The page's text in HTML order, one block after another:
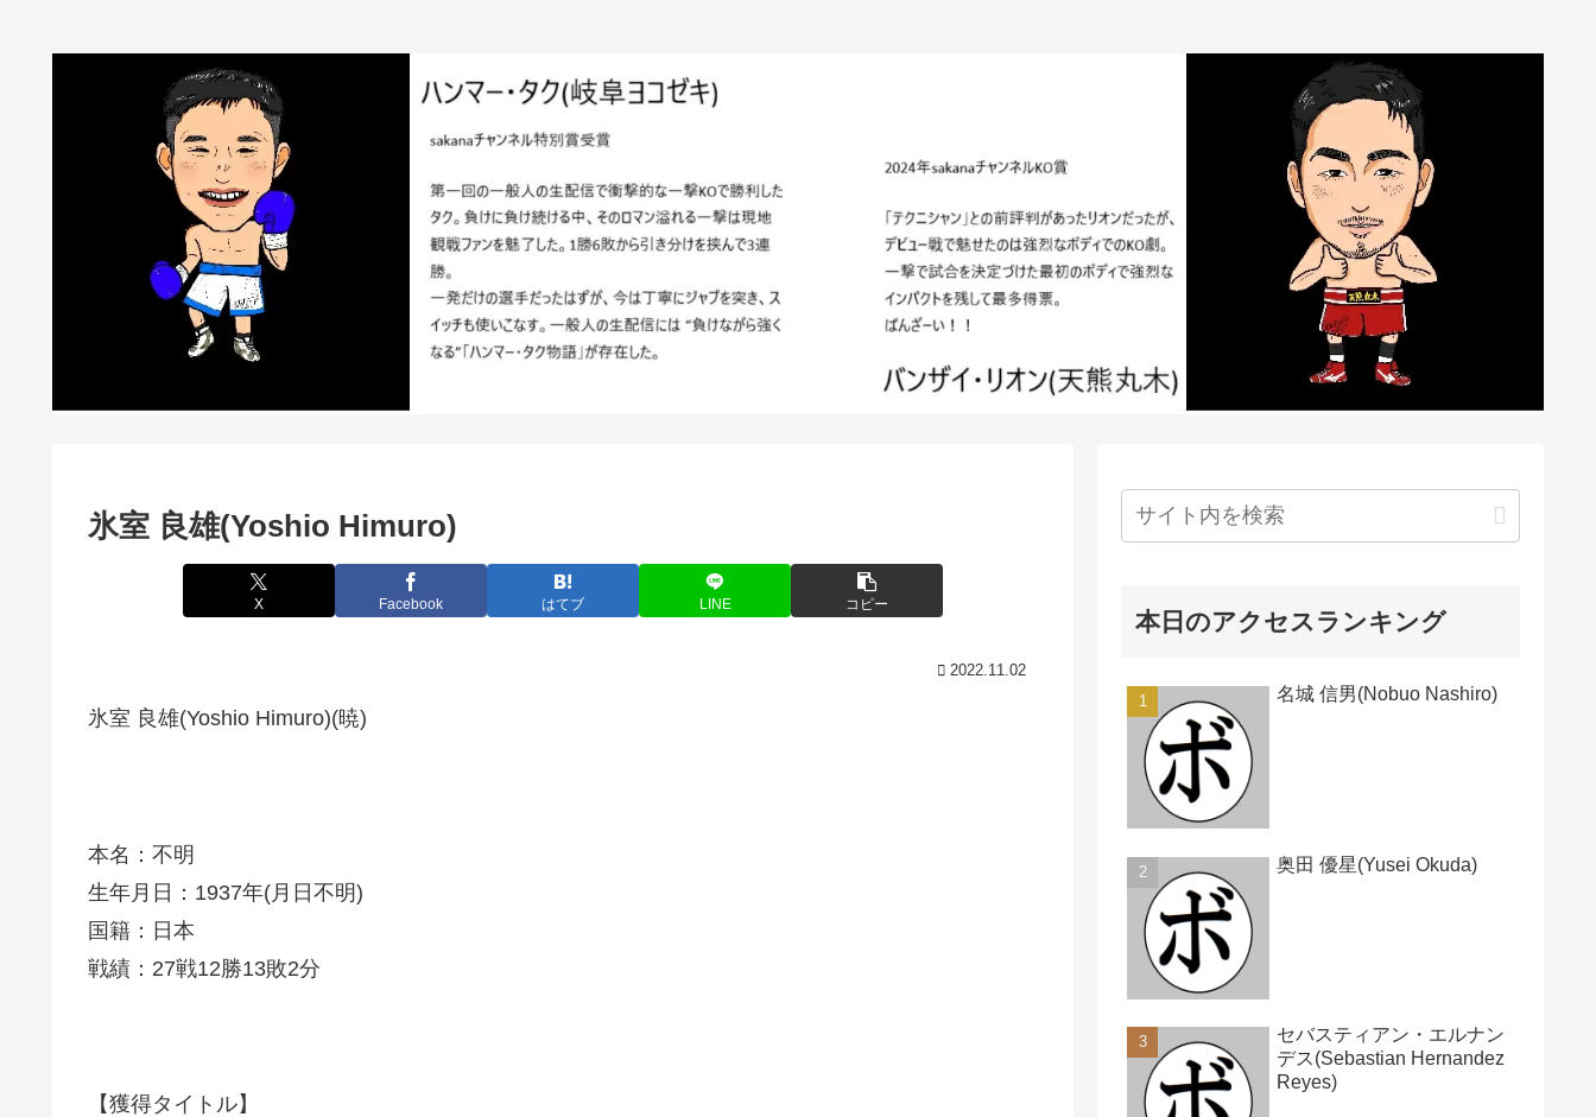
氷室 良雄(Yoshio Himuro)
X Facebook はてブ LINE コピー
2022.11.02
氷室 良雄(Yoshio Himuro)(暁)
本名：不明
生年月日：1937年(月日不明)
国籍：日本
戦績：27戦12勝13敗2分
【獲得タイトル】
本日のアクセスランキング
名城 信男(Nobuo Nashiro)
奥田 優星(Yusei Okuda)
セバスティアン・エルナン
デス(Sebastian Hernandez
Reyes)